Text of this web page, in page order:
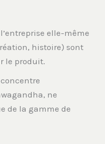
elle-même
histoire) sont
le produit.
ne
de la gamme de